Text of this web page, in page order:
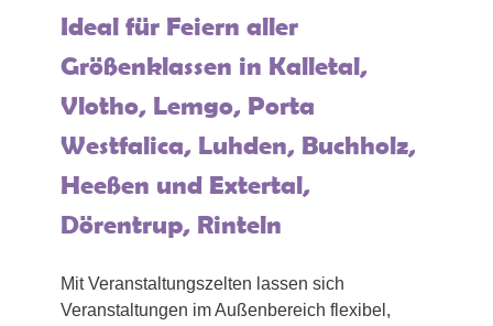
Ideal für Feiern aller
Größenklassen in Kalletal,
Vlotho, Lemgo, Porta
Westfalica, Luhden, Buchholz,
Heeßen und Extertal,
Dörentrup, Rinteln
Mit Veranstaltungszelten lassen sich
Veranstaltungen im Außenbereich flexibel,